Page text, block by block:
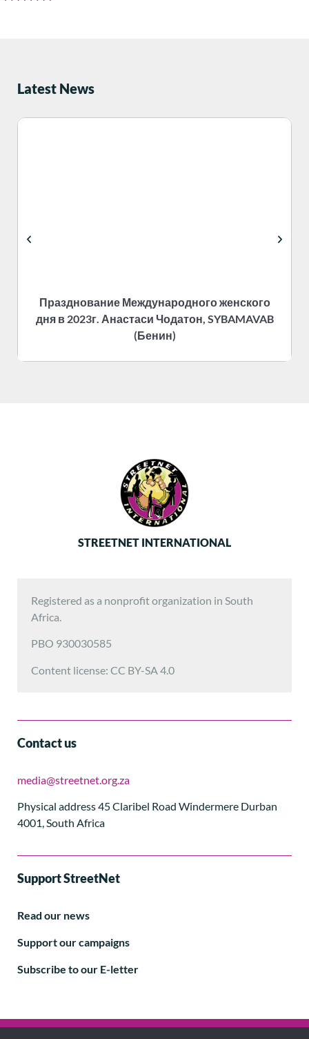
Latest News
Празднование Международного женского
дня в 2023г. Анастаси Чодатон, SYBAMAVAB
(Бенин)
STREETNET INTERNATIONAL
Registered as a nonprofit organization in South
Africa.
PBO 930030585
Content license: CC BY-SA 4.0
Contact us
media@streetnet.org.za
Physical address 45 Claribel Road Windermere Durban
4001, South Africa
Support StreetNet
Read our news
Support our campaigns
Subscribe to our E-letter